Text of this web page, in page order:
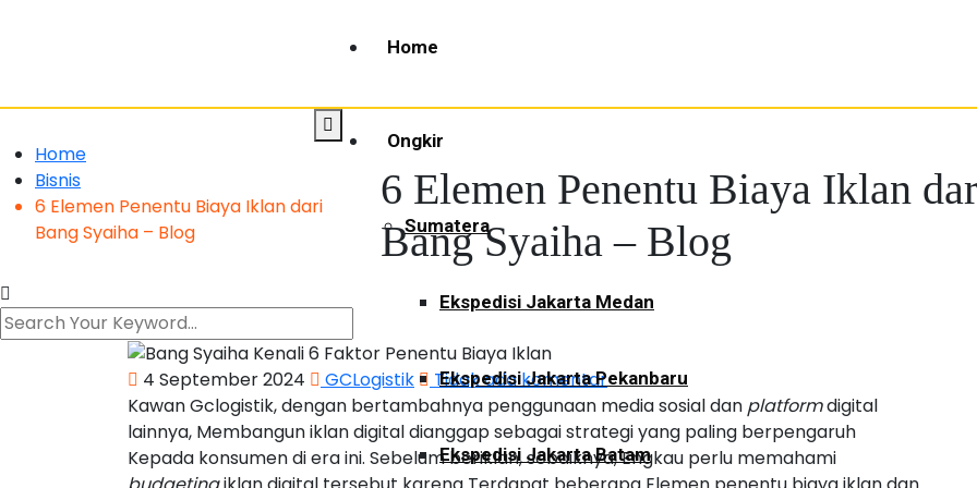
Home
Ongkir
Sumatera
Ekspedisi Jakarta Medan
Ekspedisi Jakarta Pekanbaru
Ekspedisi Jakarta Batam
Home
Bisnis
6 Elemen Penentu Biaya Iklan dari
Bang Syaiha – Blog
6 Elemen Penentu Biaya Iklan
Bang Syaiha – Blog
4 September 2024 GCLogistik
Tidak ada komentar
Kawan Gclogistik, dengan bertambahnya penggunaan media sosial dan platformdigital
lainnya, Membangun iklan digital dianggap sebagai strategi yang paling berpengaruh
Kepada konsumen di era ini. Sebelum beriklan, sebaiknya, Engkau perlu memahami